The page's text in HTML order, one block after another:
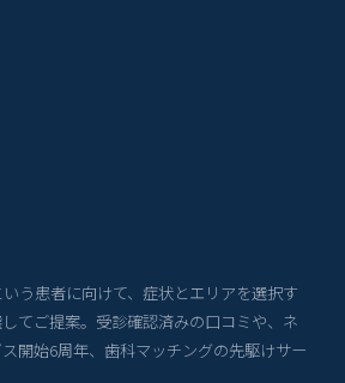
う患者に向けて、症状とエリアを選択す
てご提案。受診確認済みの口コミや、ネ
開始6周年、歯科マッチングの先駆けサー